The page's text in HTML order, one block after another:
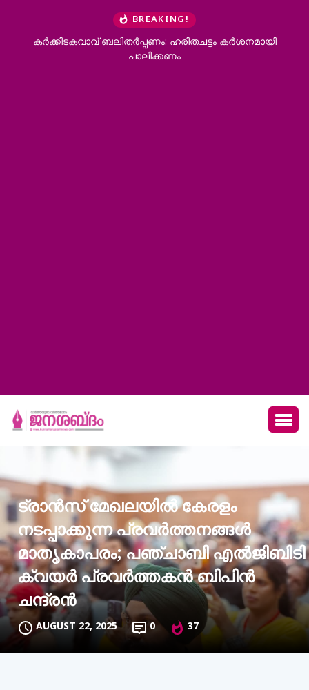
BREAKING!
ഹരിതചട്ടം കര്‍ശനമായി
കാരന്തൂര്‍ മര്‍കസ്
ട്രാന്‍സ് മേഖലയില്‍ കേരളം
നടപ്പാക്കുന്ന പ്രവര്‍ത്തനങ്ങള്‍
മാതൃകാപരം; പഞ്ചാബി എല്‍ജിബിടി
ക്വയര്‍ പ്രവര്‍ത്തകന്‍ ബിപിന്‍
ചന്ദ്രന്‍
AUGUST 22, 2025 0 37